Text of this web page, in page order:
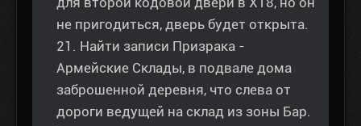
не пригодиться, дверь будет открыта.
21. Найти записи Призрака -
Армейские Склады, в подвале дома
заброшенной деревня, что слева от
дороги ведущей на склад из зоны Бар.